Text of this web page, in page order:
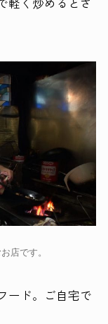
店です。
ード。ご自宅で